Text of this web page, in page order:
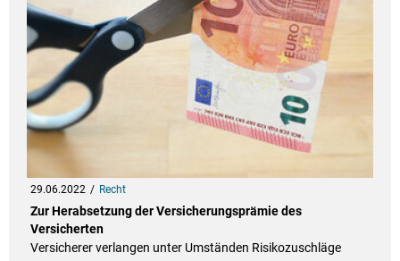
29.06.2022 Recht
Zur Herabsetzung der Versicherungsprämie des
Versicherten
Versicherer verlangen unter Umständen Risikozuschläge